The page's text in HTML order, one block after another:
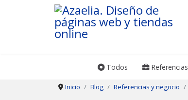
Todos Referencias
Inicio Blog Referencias y negocio